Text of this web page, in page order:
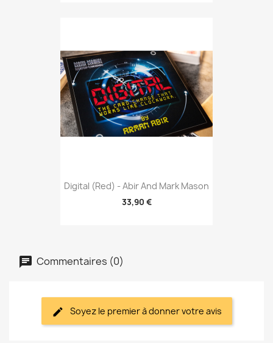
Digital (Red) - Abir And Mark Mason
33,90 €
Commentaires (0)
Soyez le premier à donner votre avis